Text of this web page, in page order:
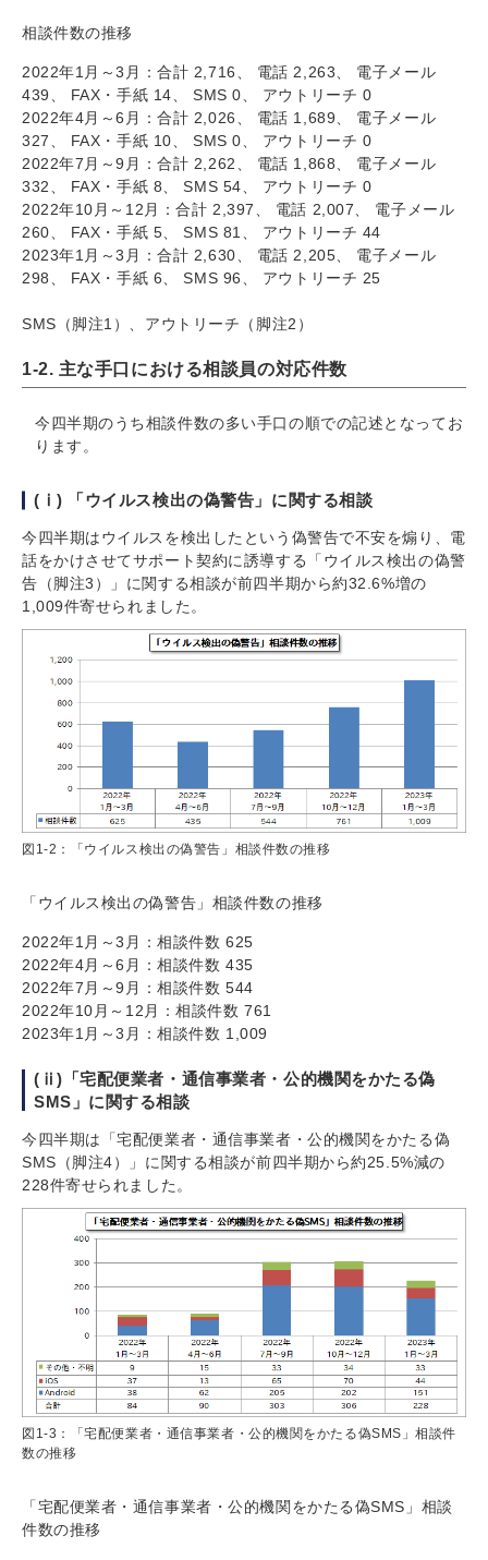
相談件数の推移
2022年1月～3月：合計 2,716、 電話 2,263、 電子メール
439、 FAX・手紙 14、 SMS 0、 アウトリーチ 0
2022年4月～6月：合計 2,026、 電話 1,689、 電子メール
327、 FAX・手紙 10、 SMS 0、 アウトリーチ 0
2022年7月～9月：合計 2,262、 電話 1,868、 電子メール
332、 FAX・手紙 8、 SMS 54、 アウトリーチ 0
2022年10月～12月：合計 2,397、 電話 2,007、 電子メール
260、 FAX・手紙 5、 SMS 81、 アウトリーチ 44
2023年1月～3月：合計 2,630、 電話 2,205、 電子メール
298、 FAX・手紙 6、 SMS 96、 アウトリーチ 25
SMS（脚注1）、アウトリーチ（脚注2）
1-2. 主な手口における相談員の対応件数
今四半期のうち相談件数の多い手口の順での記述となってお
ります。
(ⅰ) 「ウイルス検出の偽警告」に関する相談
今四半期はウイルスを検出したという偽警告で不安を煽り、電
話をかけさせてサポート契約に誘導する「ウイルス検出の偽警
告（脚注3）」に関する相談が前四半期から約32.6%増の
1,009件寄せられました。
図1-2：「ウイルス検出の偽警告」相談件数の推移
「ウイルス検出の偽警告」相談件数の推移
2022年1月～3月：相談件数 625
2022年4月～6月：相談件数 435
2022年7月～9月：相談件数 544
2022年10月～12月：相談件数 761
2023年1月～3月：相談件数 1,009
(ⅱ)「宅配便業者・通信事業者・公的機関をかたる偽
SMS」に関する相談
今四半期は「宅配便業者・通信事業者・公的機関をかたる偽
SMS（脚注4）」に関する相談が前四半期から約25.5%減の
228件寄せられました。
図1-3：「宅配便業者・通信事業者・公的機関をかたる偽SMS」相談件
数の推移
「宅配便業者・通信事業者・公的機関をかたる偽SMS」相談
件数の推移